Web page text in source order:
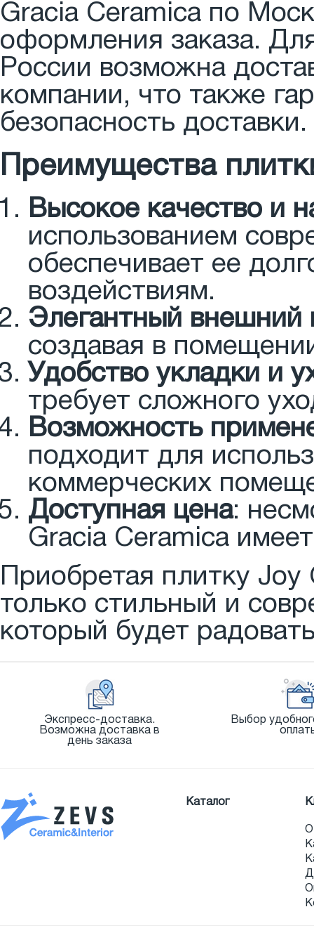
Gracia Ceramica по
оформления заказа.
России возможна
компании, что также
безопасность доставки.
Преимущества
Высокое качество и
использованием
обеспечивает ее
воздействиям.
Элегантный внешний
создавая в
Удобство укладки и
требует сложного
Возможность
подходит для
коммерческих
Доступная цена:
Gracia Ceramica
Приобретая плитку
только стильный и
который будет
Экспресс-доставка.
Возможна доставка в
день заказа
Выбор
Каталог
О